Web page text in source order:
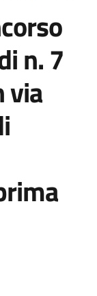
n. 7
via